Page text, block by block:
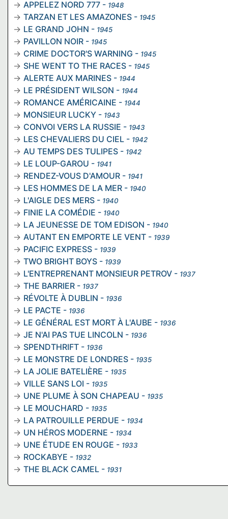
APPELEZ NORD 777 - 1948
TARZAN ET LES AMAZONES - 1945
LE GRAND JOHN - 1945
PAVILLON NOIR - 1945
CRIME DOCTOR'S WARNING - 1945
SHE WENT TO THE RACES - 1945
ALERTE AUX MARINES - 1944
LE PRÉSIDENT WILSON - 1944
ROMANCE AMÉRICAINE - 1944
MONSIEUR LUCKY - 1943
CONVOI VERS LA RUSSIE - 1943
LES CHEVALIERS DU CIEL - 1942
AU TEMPS DES TULIPES - 1942
LE LOUP-GAROU - 1941
RENDEZ-VOUS D'AMOUR - 1941
LES HOMMES DE LA MER - 1940
L'AIGLE DES MERS - 1940
FINIE LA COMÉDIE - 1940
LA JEUNESSE DE TOM EDISON - 1940
AUTANT EN EMPORTE LE VENT - 1939
PACIFIC EXPRESS - 1939
TWO BRIGHT BOYS - 1939
L'ENTREPRENANT MONSIEUR PETROV - 1937
THE BARRIER - 1937
RÉVOLTE À DUBLIN - 1936
LE PACTE - 1936
LE GÉNÉRAL EST MORT À L'AUBE - 1936
JE N'AI PAS TUE LINCOLN - 1936
SPENDTHRIFT - 1936
LE MONSTRE DE LONDRES - 1935
LA JOLIE BATELIÈRE - 1935
VILLE SANS LOI - 1935
UNE PLUME À SON CHAPEAU - 1935
LE MOUCHARD - 1935
LA PATROUILLE PERDUE - 1934
UN HÉROS MODERNE - 1934
UNE ÉTUDE EN ROUGE - 1933
ROCKABYE - 1932
THE BLACK CAMEL - 1931